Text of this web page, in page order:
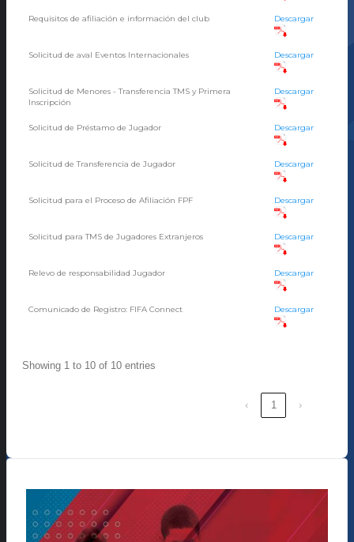
Requisitos de afiliación e información del club Descargar
Solicitud de aval Eventos Internacionales Descargar
Solicitud de Menores - Transferencia TMS y Primera
Inscripción
Descargar
Solicitud de Préstamo de Jugador Descargar
Solicitud de Transferencia de Jugador Descargar
Solicitud para el Proceso de Afiliación FPF Descargar
Solicitud para TMS de Jugadores Extranjeros Descargar
Relevo de responsabilidad Jugador Descargar
Comunicado de Registro: FIFA Connect Descargar
Showing 1 to 10 of 10 entries
‹ 1 ›